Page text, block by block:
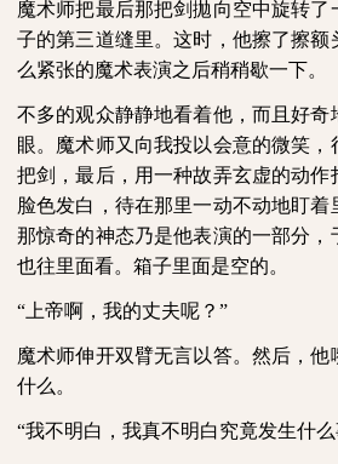
魔术师把最后那把剑拋向空中旋转了
子的第三道缝里。这时，他擦了擦额
么紧张的魔术表演之后稍稍歇一下。
不多的观众静静地看着他，而且好奇
眼。魔术师又向我投以会意的微笑
把剑，最后，用一种故弄玄虚的动作
脸色发白，待在那里一动不动地盯
那惊奇的神态乃是他表演的一部分，
也往里面看。箱子里面是空的。
“上帝啊，我的丈夫呢？”
魔术师伸开双臂无言以答。然后，
什么。
“我不明白，我真不明白究竟发生什